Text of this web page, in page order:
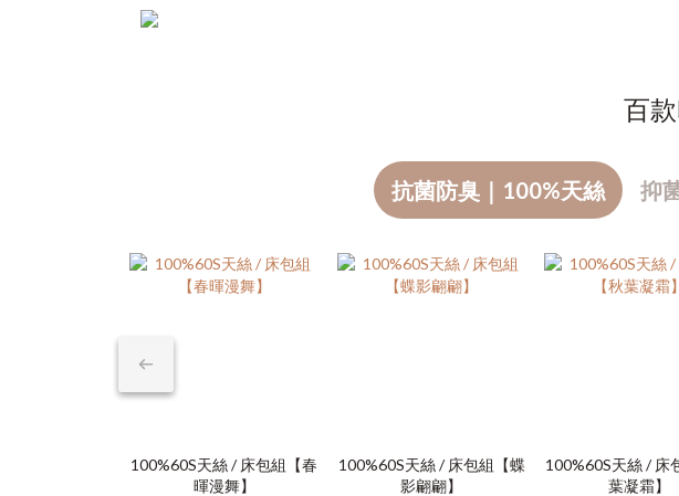
百
抗菌防臭｜100%天絲 抑
100%60S天絲 / 床包組【春
暉漫舞】
100%60S天絲 / 床包組【蝶
影翩翩】
100%60S天絲 / 床
葉凝霜】